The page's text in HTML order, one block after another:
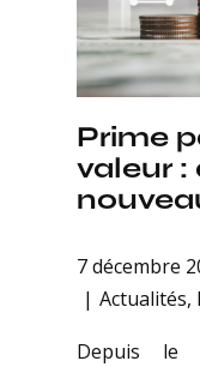
Prime
valeur :
7 décembre
Actualités,
Depuis le